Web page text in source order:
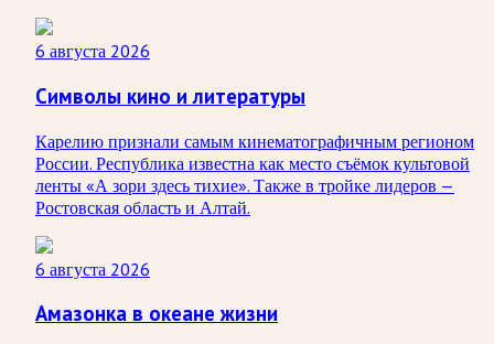
6 августа 2026
Символы кино и литературы
Карелию признали самым кинематографичным регионом
России. Республика известна как место съёмок культовой
ленты «А зори здесь тихие». Также в тройке лидеров —
Ростовская область и Алтай.
6 августа 2026
Амазонка в океане жизни